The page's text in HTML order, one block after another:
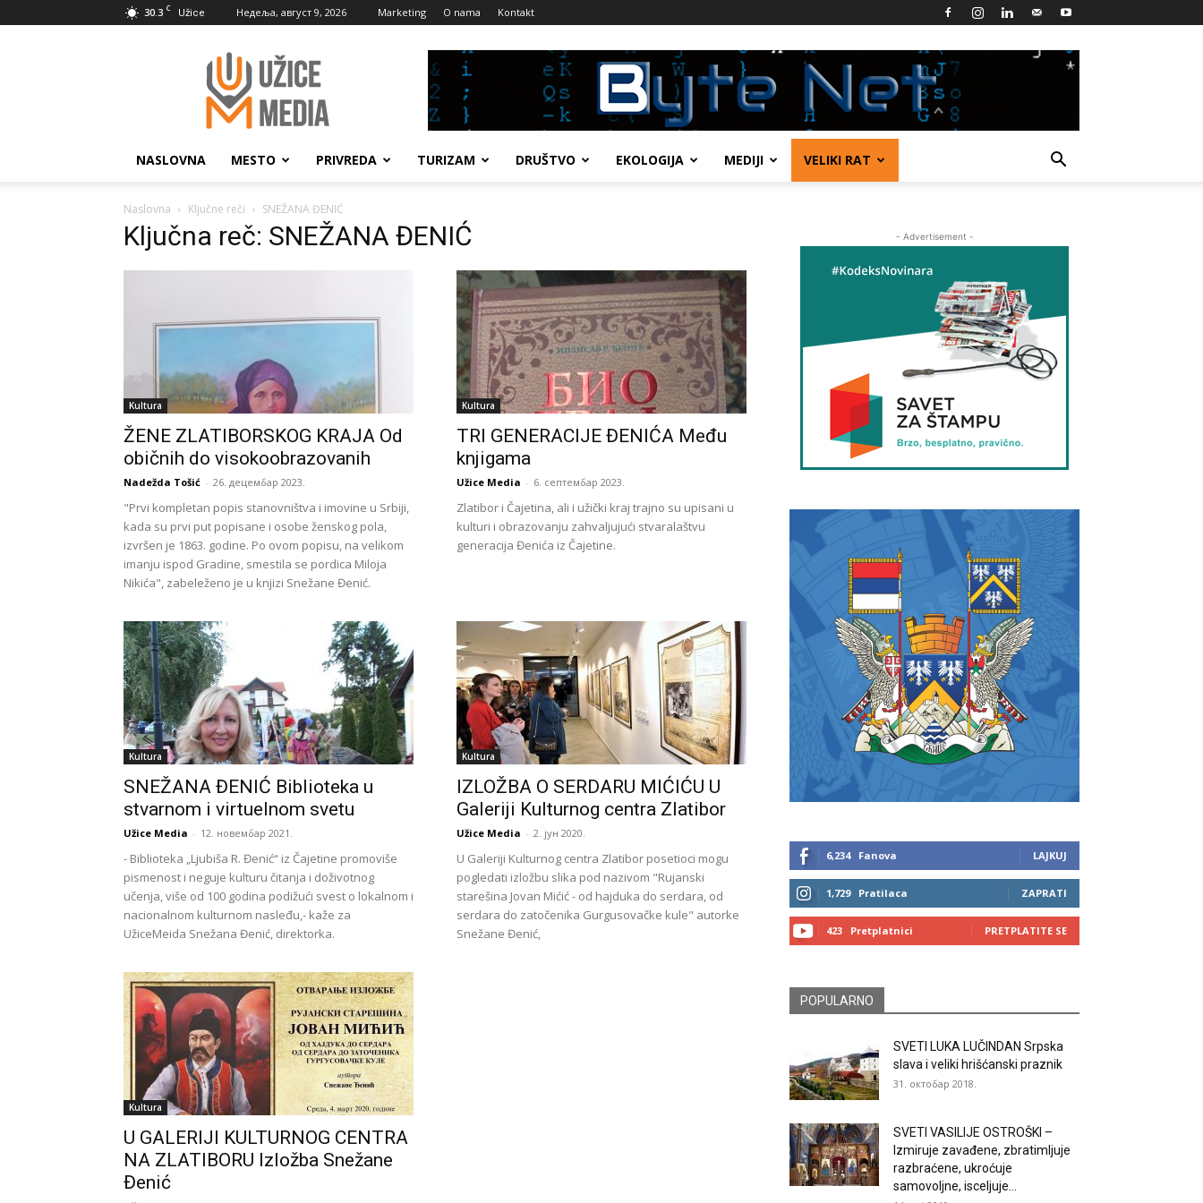
30.3 C Užice Недеља, август 9, 2026 Marketing O nama Kontakt
UžiceMedia
NASLOVNA MESTO PRIVREDA TURIZAM DRUŠTVO EKOLOGIJA MEDIJI VELIKI RAT
Naslovna Ključne reči SNEŽANA ĐENIĆ
Ključna reč: SNEŽANA ĐENIĆ
Kultura
ŽENE ZLATIBORSKOG KRAJA Od
običnih do visokoobrazovanih
Nadežda Tošić - 26. децембар 2023.
"Prvi kompletan popis stanovništva i imovine u Srbiji,
kada su prvi put popisane i osobe ženskog pola,
izvršen je 1863. godine. Po ovom popisu, na velikom
imanju ispod Gradine, smestila se pordica Miloja
Nikića", zabeleženo je u knjizi Snežane Đenić.
Kultura
TRI GENERACIJE ĐENIĆA Među
knjigama
Užice Media - 6. септембар 2023.
Zlatibor i Čajetina, ali i užički kraj trajno su upisani u
kulturi i obrazovanju zahvaljujući stvaralaštvu
generacija Đenića iz Čajetine.
Kultura
SNEŽANA ĐENIĆ Biblioteka u
stvarnom i virtuelnom svetu
Užice Media - 12. новембар 2021.
- Biblioteka „Ljubiša R. Đenić“ iz Čajetine promoviše
pismenost i neguje kulturu čitanja i doživotnog
učenja, više od 100 godina podižući svest o lokalnom i
nacionalnom kulturnom nasleđu,- kaže za
UžiceMeida Snežana Đenić, direktorka.
Kultura
IZLOŽBA O SERDARU MIĆIĆU U
Galeriji Kulturnog centra Zlatibor
Užice Media - 2. јун 2020.
U Galeriji Kulturnog centra Zlatibor posetioci mogu
pogledati izložbu slika pod nazivom "Rujanski
starešina Jovan Mićić - od hajduka do serdara, od
serdara do zatočenika Gurgusovačke kule" autorke
Snežane Đenić,
Kultura
U GALERIJI KULTURNOG CENTRA
NA ZLATIBORU Izložba Snežane
Đenić
- Advertisement -
6,234 Fanova LAJKUJ
1,729 Pratilaca ZAPRATI
423 Pretplatnici PRETPLATITE SE
POPULARNO
SVETI LUKA LUČINDAN Srpska
slava i veliki hrišćanski praznik
31. октобар 2018.
SVETI VASILIJE OSTROŠKI –
Izmiruje zavađene, zbratimljuje
razbraćene, ukroćuje
samovoljne, isceljuje...